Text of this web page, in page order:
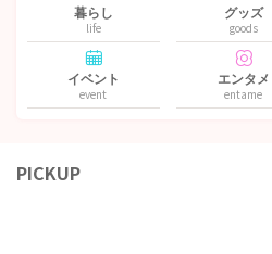
暮らし
life
グッズ
goods
イベント
event
エンタメ
entame
PICKUP